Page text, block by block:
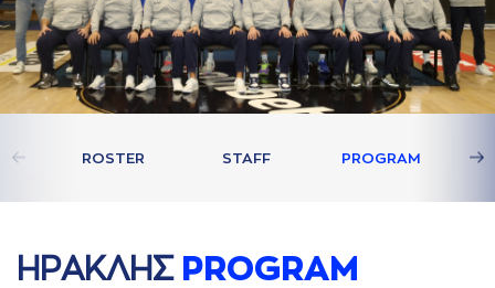
ROSTER STAFF PROGRAM
ΗΡAΚΛΗΣ PROGRAM